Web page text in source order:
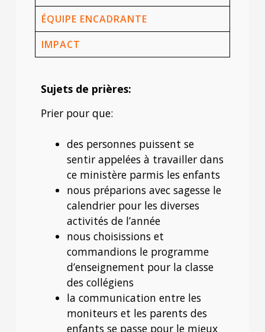
ÉQUIPE ENCADRANTE
IMPACT
Sujets de prières:
Prier pour que:
des personnes puissent se
sentir appelées à travailler dans
ce ministère parmis les enfants
nous préparions avec sagesse le
calendrier pour les diverses
activités de l’année
nous choisissions et
commandions le programme
d’enseignement pour la classe
des collégiens
la communication entre les
moniteurs et les parents des
enfants se passe pour le mieux